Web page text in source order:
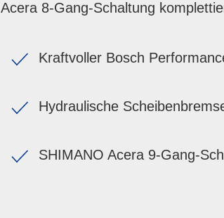
Acera 8-Gang-Schaltung
Kraftvoller Bosch
Hydraulische
SHIMANO Acera 9-Gang-